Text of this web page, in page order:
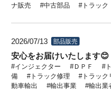
ナ販売
中古部品 トラック
2026/07/13 部品販売
安心をお届けいたします😊
インジェクター ＤＰＦ
備
トラック修理 トラック
動車輸出
輸出事業 輸出業